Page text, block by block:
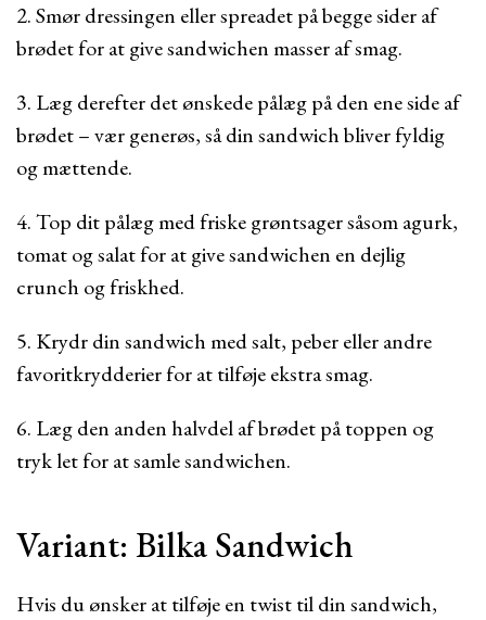
2. Smør dressingen eller spreadet på begge sider af
brødet for at give sandwichen masser af smag.
3. Læg derefter det ønskede pålæg på den ene side af
brødet – vær generøs, så din sandwich bliver fyldig
og mættende.
4. Top dit pålæg med friske grøntsager såsom agurk,
tomat og salat for at give sandwichen en dejlig
crunch og friskhed.
5. Krydr din sandwich med salt, peber eller andre
favoritkrydderier for at tilføje ekstra smag.
6. Læg den anden halvdel af brødet på toppen og
tryk let for at samle sandwichen.
Variant: Bilka Sandwich
Hvis du ønsker at tilføje en twist til din sandwich,